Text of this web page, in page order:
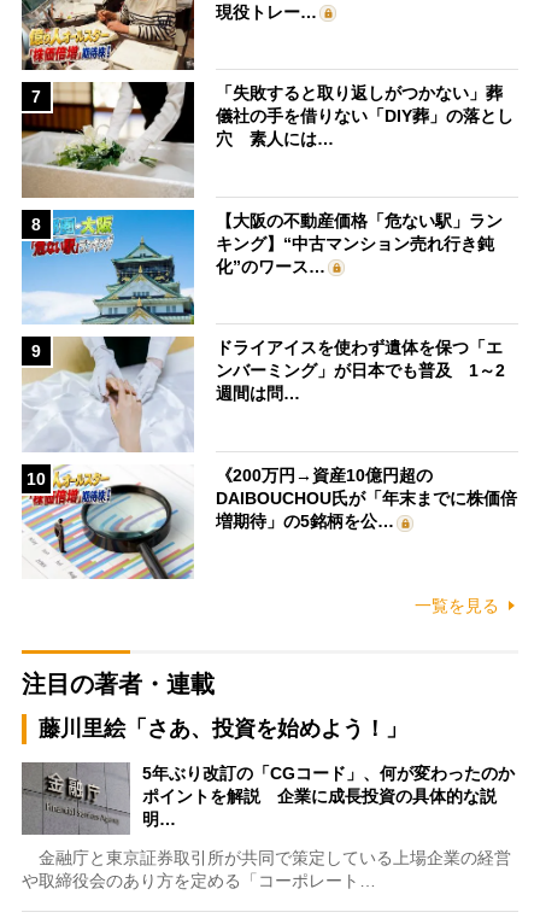
現役トレー…
7
「失敗すると取り返しがつかない」葬
儀社の手を借りない「DIY葬」の落とし
穴 素人には…
8
【大阪の不動産価格「危ない駅」ラン
キング】“中古マンション売れ行き鈍
化”のワース…
9
ドライアイスを使わず遺体を保つ「エ
ンバーミング」が日本でも普及 1～2
週間は問…
10
《200万円→資産10億円超の
DAIBOUCHOU氏が「年末までに株価倍
増期待」の5銘柄を公…
一覧を見る
注目の著者・連載
藤川里絵「さあ、投資を始めよう！」
5年ぶり改訂の「CGコード」、何が変わったのか
ポイントを解説 企業に成長投資の具体的な説
明…
金融庁と東京証券取引所が共同で策定している上場企業の経営
や取締役会のあり方を定める「コーポレート…